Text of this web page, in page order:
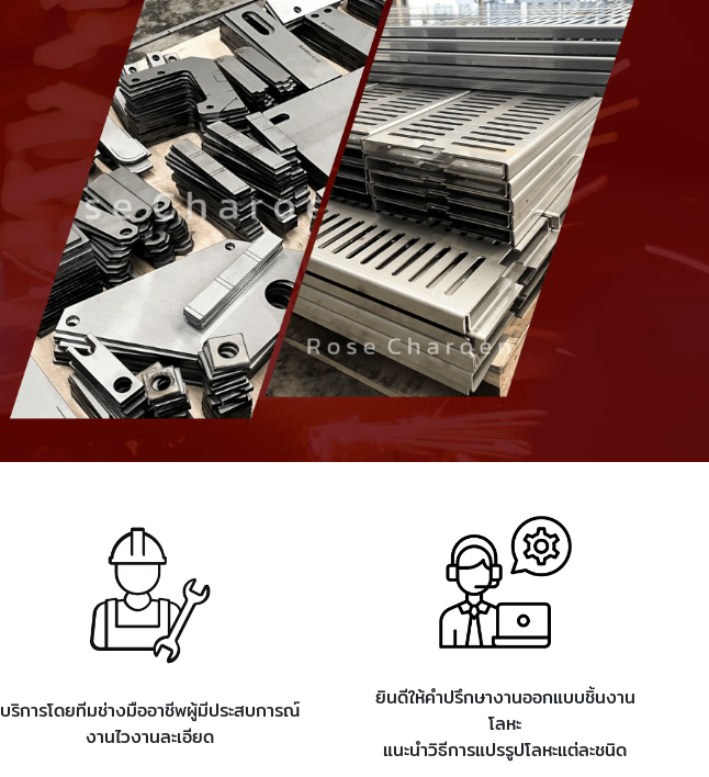
บริการโดยทีมช่างมืออาชีพผู้มีประสบการณ์
งานไวงานละเอียด
ยินดีให้คำปรึกษางานออกแบบชิ้นงาน
โลหะ
แนะนำวิธีการแปรรูปโลหะแต่ละชนิด